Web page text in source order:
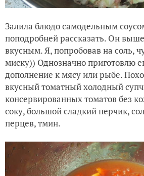
Залила блюдо самодельным
поподробней рассказать. Он
вкусным. Я, попробовав на соль,
миску)) Однозначно приготовлю
дополнение к мясу или рыбе.
вкусный томатный холодный
консервированных томатов без
соку, большой сладкий перчик,
перцев, тмин.